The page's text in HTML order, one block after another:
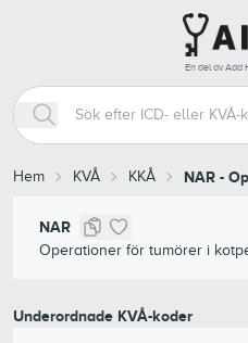
En del av Add
Hem KVÅ KKÅ NAR -
NAR
Operationer för tumörer i
Underordnade KVÅ-koder